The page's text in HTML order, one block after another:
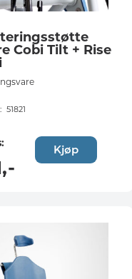
Cobi Tilt + Rise
51821
,-
Kjøp